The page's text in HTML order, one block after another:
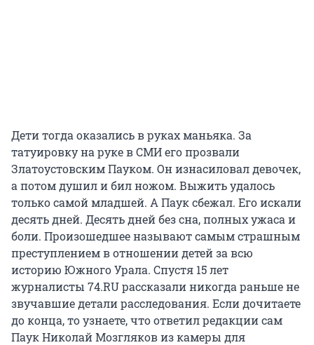
Дети тогда оказались в руках маньяка. За
татуировку на руке в СМИ его прозвали
Златоустовским Пауком. Он изнасиловал девочек,
а потом душил и бил ножом. Выжить удалось
только самой младшей. А Паук сбежал. Его искали
десять дней. Десять дней без сна, полных ужаса и
боли. Произошедшее называют самым страшным
преступлением в отношении детей за всю
историю Южного Урала. Спустя 15 лет
журналисты 74.RU рассказали никогда раньше не
звучавшие детали расследования. Если дочитаете
до конца, то узнаете, что ответил редакции сам
Паук Николай Мозгляков из камеры для